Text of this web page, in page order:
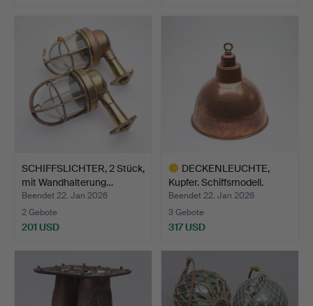
SCHIFFSLICHTER, 2 Stück,
mit Wandhalterung…
Beendet 22. Jan 2026
2 Gebote
201 USD
DECKENLEUCHTE,
Kupfer. Schiffsmodell.
Beendet 22. Jan 2026
3 Gebote
317 USD
Objekt